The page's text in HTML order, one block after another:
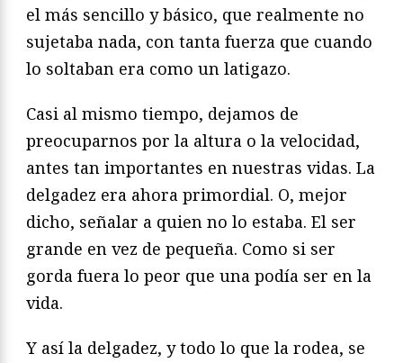
el más sencillo y básico, que realmente no
sujetaba nada, con tanta fuerza que cuando
lo soltaban era como un latigazo.
Casi al mismo tiempo, dejamos de
preocuparnos por la altura o la velocidad,
antes tan importantes en nuestras vidas. La
delgadez era ahora primordial. O, mejor
dicho, señalar a quien no lo estaba. El ser
grande en vez de pequeña. Como si ser
gorda fuera lo peor que una podía ser en la
vida.
Y así la delgadez, y todo lo que la rodea, se